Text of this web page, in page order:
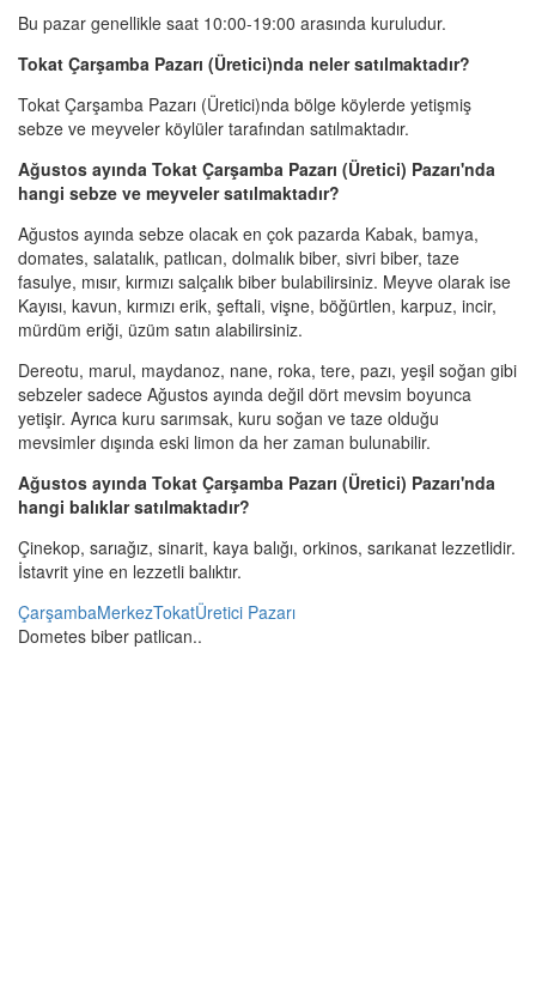
Bu pazar genellikle saat 10:00-19:00 arasında kuruludur.
Tokat Çarşamba Pazarı (Üretici)nda neler satılmaktadır?
Tokat Çarşamba Pazarı (Üretici)nda bölge köylerde yetişmiş
sebze ve meyveler köylüler tarafından satılmaktadır.
Ağustos ayında Tokat Çarşamba Pazarı (Üretici) Pazarı'nda
hangi sebze ve meyveler satılmaktadır?
Ağustos ayında sebze olacak en çok pazarda Kabak, bamya,
domates, salatalık, patlıcan, dolmalık biber, sivri biber, taze
fasulye, mısır, kırmızı salçalık biber bulabilirsiniz. Meyve olarak ise
Kayısı, kavun, kırmızı erik, şeftali, vişne, böğürtlen, karpuz, incir,
mürdüm eriği, üzüm satın alabilirsiniz.
Dereotu, marul, maydanoz, nane, roka, tere, pazı, yeşil soğan gibi
sebzeler sadece Ağustos ayında değil dört mevsim boyunca
yetişir. Ayrıca kuru sarımsak, kuru soğan ve taze olduğu
mevsimler dışında eski limon da her zaman bulunabilir.
Ağustos ayında Tokat Çarşamba Pazarı (Üretici) Pazarı'nda
hangi balıklar satılmaktadır?
Çinekop, sarıağız, sinarit, kaya balığı, orkinos, sarıkanat lezzetlidir.
İstavrit yine en lezzetli balıktır.
ÇarşambaMerkezTokatÜretici Pazarı
Dometes biber patlican..